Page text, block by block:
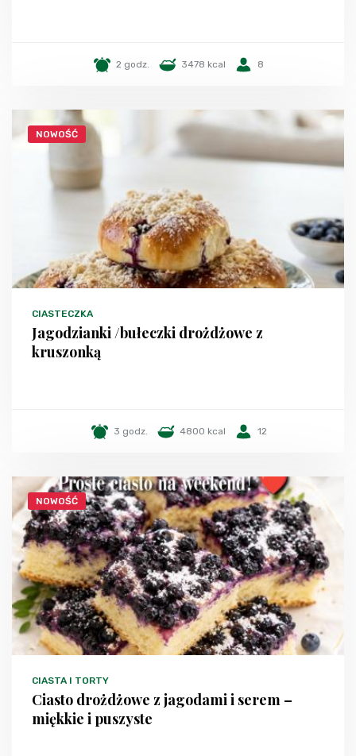
2 godz. 3478 kcal 8
NOWOŚĆ
CIASTECZKA
Jagodzianki /bułeczki drożdżowe z
kruszonką
3 godz. 4800 kcal 12
NOWOŚĆ
CIASTA I TORTY
Ciasto drożdżowe z jagodami i serem –
miękkie i puszyste